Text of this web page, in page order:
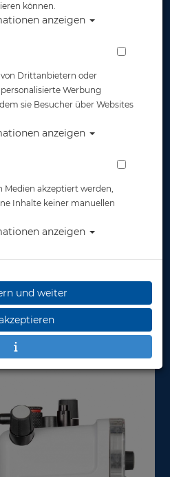
können.
anzeigen
Drittanbietern oder
Werbung
sie Besucher über Websites
anzeigen
Medien akzeptiert werden,
Inhalte keiner manuellen
anzeigen
und weiter